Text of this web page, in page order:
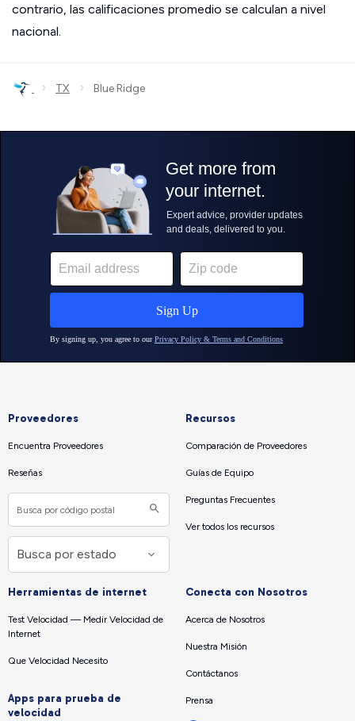
contrario, las calificaciones promedio se calculan a nivel
nacional.
› TX › Blue Ridge
Proveedores
Encuentra Proveedores
Reseñas
Recursos
Comparación de Proveedores
Guías de Equipo
Preguntas Frecuentes
Ver todos los recursos
Herramientas de internet
Test Velocidad — Medir Velocidad de
Internet
Que Velocidad Necesito
Apps para prueba de
velocidad
Conecta con Nosotros
Acerca de Nosotros
Nuestra Misión
Contáctanos
Prensa